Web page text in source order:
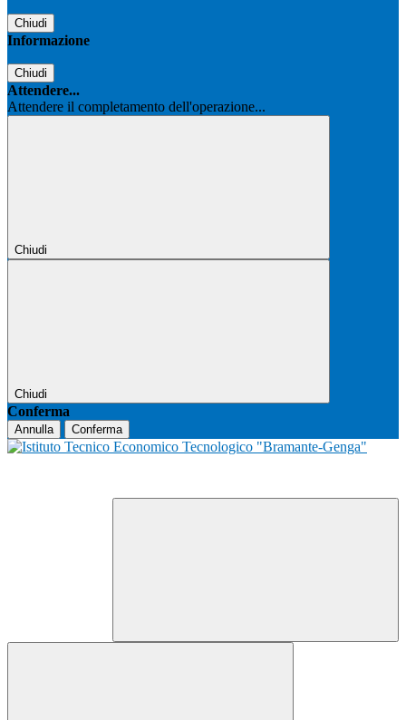
Chiudi
Informazione
Chiudi
Attendere...
Attendere il completamento dell'operazione...
Chiudi
Chiudi
Conferma
Annulla Conferma